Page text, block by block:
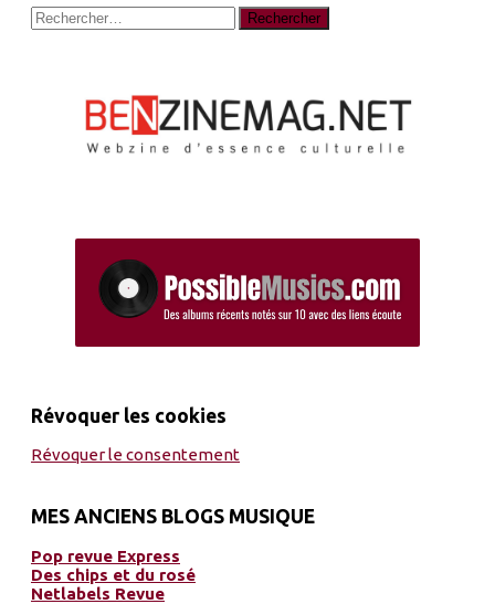
Rechercher :
Révoquer les cookies
Révoquer le consentement
MES ANCIENS BLOGS MUSIQUE
Pop revue Express
Des chips et du rosé
Netlabels Revue